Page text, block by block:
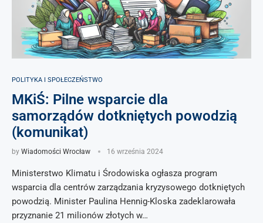
POLITYKA I SPOŁECZEŃSTWO
MKiŚ: Pilne wsparcie dla
samorządów dotkniętych powodzią
(komunikat)
by Wiadomości Wrocław 16 września 2024
Ministerstwo Klimatu i Środowiska ogłasza program
wsparcia dla centrów zarządzania kryzysowego dotkniętych
powodzią. Minister Paulina Hennig-Kloska zadeklarowała
przyznanie 21 milionów złotych w…